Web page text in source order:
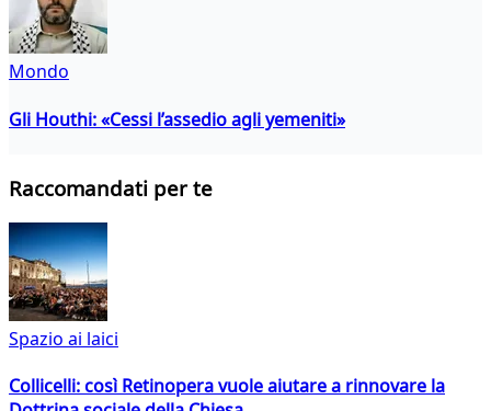
Mondo
Gli Houthi: «Cessi l’assedio agli yemeniti»
Raccomandati per te
Spazio ai laici
Collicelli: così Retinopera vuole aiutare a rinnovare la